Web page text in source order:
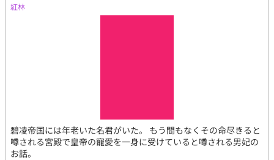
紅林
碧凌帝国には年老いた名君がいた。 もう間もなくその命尽きると
噂される宮殿で皇帝の寵愛を一身に受けていると噂される男妃の
お話。